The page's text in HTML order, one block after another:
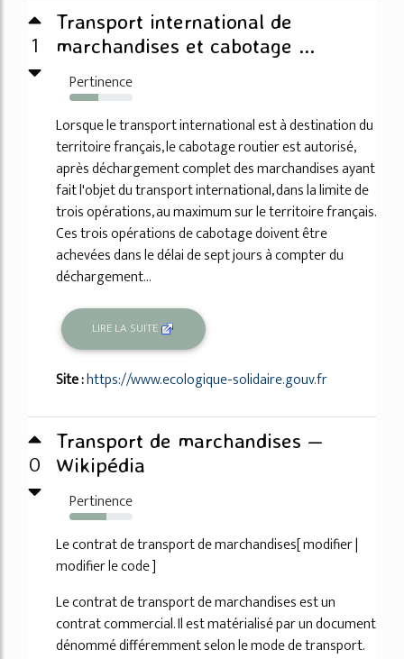
1
Transport international de
marchandises et cabotage ...
Pertinence
45%
Lorsque le transport international est à destination du
territoire français, le cabotage routier est autorisé,
après déchargement complet des marchandises ayant
fait l'objet du transport international, dans la limite de
trois opérations, au maximum sur le territoire français.
Ces trois opérations de cabotage doivent être
achevées dans le délai de sept jours à compter du
déchargement...
LIRE LA SUITE
Site :https://www.ecologique-solidaire.gouv.fr
0
Transport de marchandises —
Wikipédia
Pertinence
59%
Le contrat de transport de marchandises[ modifier |
modifier le code ]
Le contrat de transport de marchandises est un
contrat commercial. Il est matérialisé par un document
dénommé différemment selon le mode de transport.